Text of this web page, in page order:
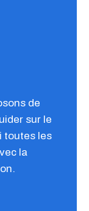
de
sur le
toutes les
la